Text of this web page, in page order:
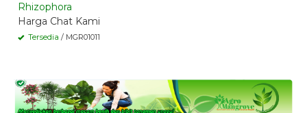
Rhizophora
Harga Chat Kami
Tersedia / MGR01011